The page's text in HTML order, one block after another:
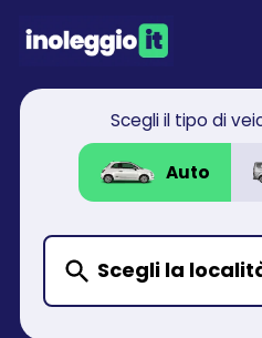
Scegli il tipo di
Auto
Scegli la